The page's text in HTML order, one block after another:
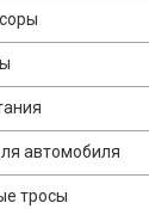
автомобиля
тросы